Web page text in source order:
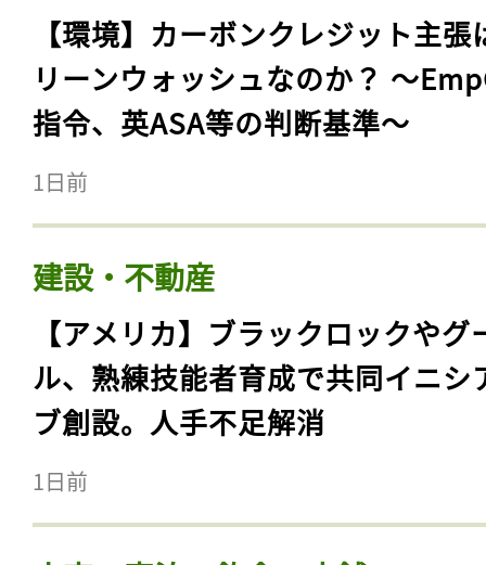
【環境】カーボンクレジット主張
リーンウォッシュなのか？ 〜
指令、英ASA等の判断基準〜
1日前
建設・不動産
【アメリカ】ブラックロックやグ
ル、熟練技能者育成で共同イニシ
ブ創設。人手不足解消
1日前